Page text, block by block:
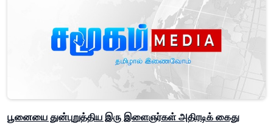
பூனையை துன்புறுத்திய இரு இளைஞர்கள் அதிரடிக் கைது